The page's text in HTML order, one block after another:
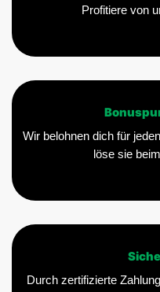
Profitiere von
Wir belohnen dich für
löse sie
Durch zertifizierte